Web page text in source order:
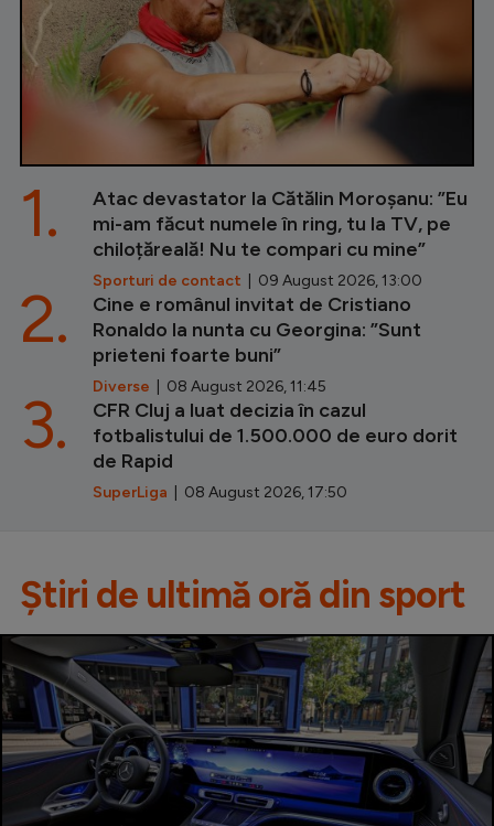
Atac devastator la Cătălin Moroșanu: ”Eu
mi-am făcut numele în ring, tu la TV, pe
chiloțăreală! Nu te compari cu mine”
Sporturi de contact | 09 August 2026, 13:00
1.
Cine e românul invitat de Cristiano
Ronaldo la nunta cu Georgina: ”Sunt
prieteni foarte buni”
Diverse | 08 August 2026, 11:45
2.
CFR Cluj a luat decizia în cazul
fotbalistului de 1.500.000 de euro dorit
de Rapid
SuperLiga | 08 August 2026, 17:50
3.
Știri de ultimă oră din sport